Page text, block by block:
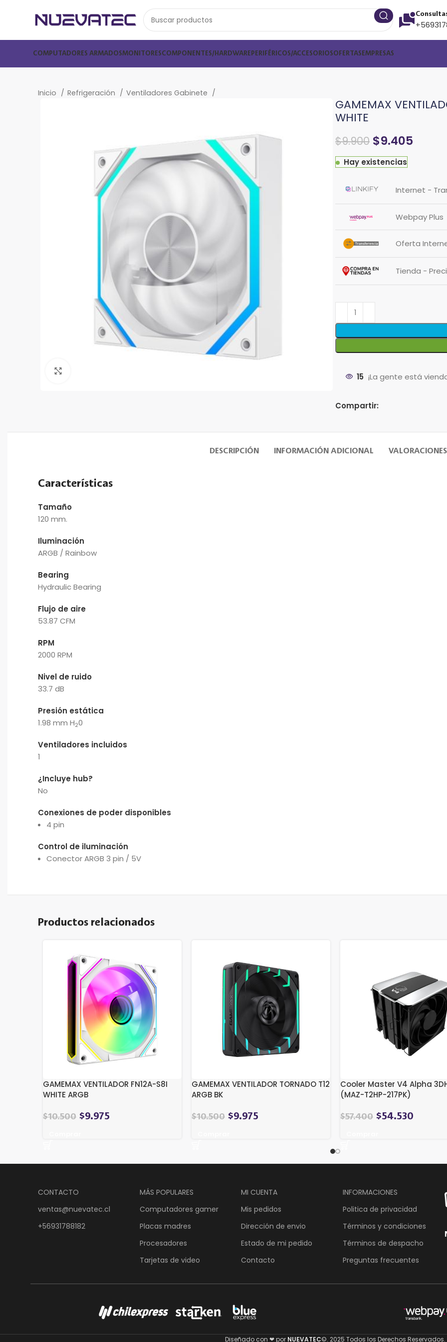
COMPUTADORES ARMADOSMONITORESCOMPONENTES/HARDWARE PERIFÉRICOS/ACCESORIOSOFERTAS EMPRESAS
Inicio Refrigeración Ventiladores Gabinete
GAMEMAX
WHITE
$9.900 $9.405
Hay existencias
Internet -
Webpay Plus
Oferta
Tienda -
15 ¡La gente está
Compartir:
DESCRIPCIÓN INFORMACIÓN ADICIONAL
Características
Tamaño
120 mm.
Iluminación
ARGB / Rainbow
Bearing
Hydraulic Bearing
Flujo de aire
53.87 CFM
RPM
2000 RPM
Nivel de ruido
33.7 dB
Presión estática
1.98 mm H20
Ventiladores incluidos
1
¿Incluye hub?
No
Conexiones de poder disponibles
4 pin
Control de iluminación
Conector ARGB 3 pin / 5V
Productos relacionados
GAMEMAX VENTILADOR FN12A-S8I
WHITE ARGB
$10.500 $9.975
GAMEMAX VENTILADOR TORNADO T12
ARGB BK
$10.500 $9.975
Cooler Master V4 Alpha
(MAZ-T2HP-217PK)
$57.400 $54.530
CONTACTO
ventas@nuevatec.cl
+56931788182
MÁS POPULARES
Computadores gamer
Placas madres
Procesadores
Tarjetas de video
MI CUENTA
Mis pedidos
Dirección de envio
Estado de mi pedido
Contacto
INFORMACIONES
Politica de privacidad
Términos y condiciones
Términos de despacho
Preguntas frecuentes
Diseñado con ❤ por NUEVATEC©. 2025 Todos los Derechos Reservados.